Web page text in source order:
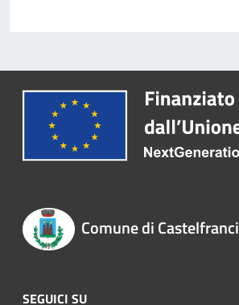
Comune di Castelfranci
SEGUICI SU